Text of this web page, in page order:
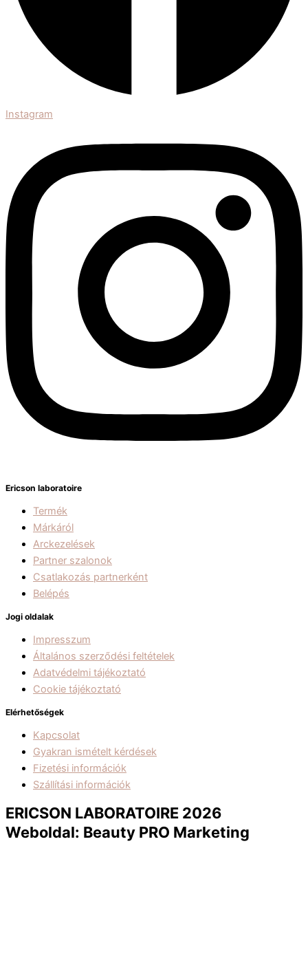
Instagram
Ericson laboratoire
Termék
Márkáról
Arckezelések
Partner szalonok
Csatlakozás partnerként
Belépés
Jogi oldalak
Impresszum
Általános szerződési feltételek
Adatvédelmi tájékoztató
Cookie tájékoztató
Elérhetőségek
Kapcsolat
Gyakran ismételt kérdések
Fizetési információk
Szállítási információk
ERICSON LABORATOIRE 2026
Weboldal: Beauty PRO Marketing